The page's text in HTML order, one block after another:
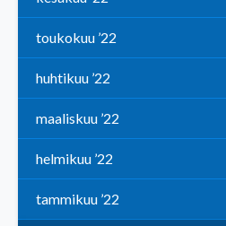
toukokuu ’22
huhtikuu ’22
maaliskuu ’22
helmikuu ’22
tammikuu ’22